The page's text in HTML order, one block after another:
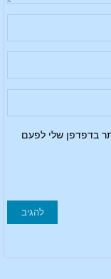
בדפדפן שלי לפעם